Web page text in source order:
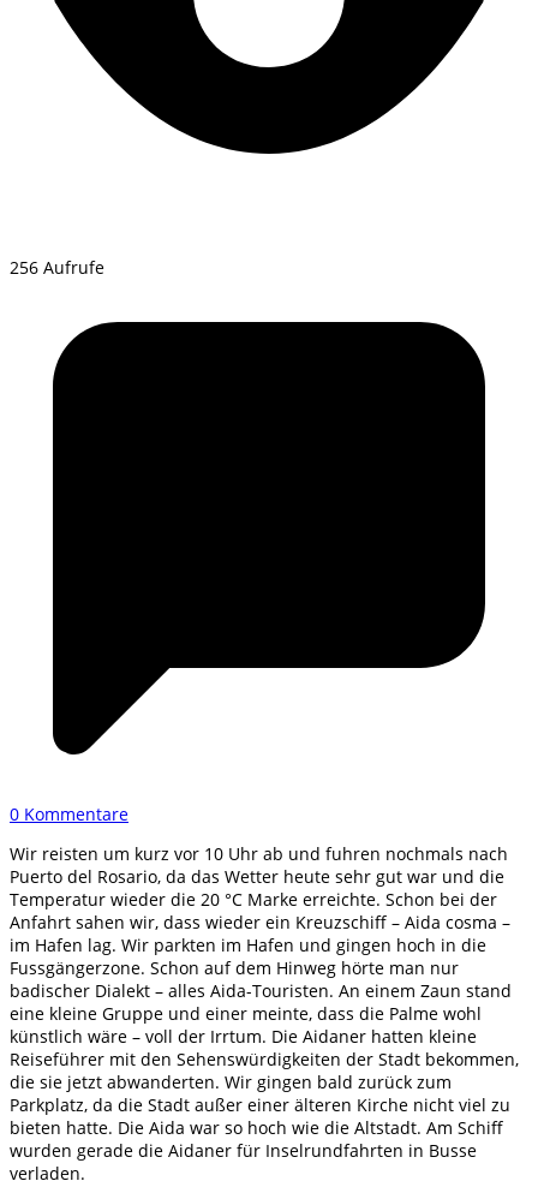
256 Aufrufe
0 Kommentare
Wir reisten um kurz vor 10 Uhr ab und fuhren nochmals nach
Puerto del Rosario, da das Wetter heute sehr gut war und die
Temperatur wieder die 20 °C Marke erreichte. Schon bei der
Anfahrt sahen wir, dass wieder ein Kreuzschiff – Aida cosma –
im Hafen lag. Wir parkten im Hafen und gingen hoch in die
Fussgängerzone. Schon auf dem Hinweg hörte man nur
badischer Dialekt – alles Aida-Touristen. An einem Zaun stand
eine kleine Gruppe und einer meinte, dass die Palme wohl
künstlich wäre – voll der Irrtum. Die Aidaner hatten kleine
Reiseführer mit den Sehenswürdigkeiten der Stadt bekommen,
die sie jetzt abwanderten. Wir gingen bald zurück zum
Parkplatz, da die Stadt außer einer älteren Kirche nicht viel zu
bieten hatte. Die Aida war so hoch wie die Altstadt. Am Schiff
wurden gerade die Aidaner für Inselrundfahrten in Busse
verladen.